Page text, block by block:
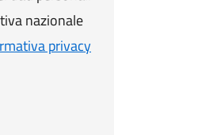
nazionale
privacy